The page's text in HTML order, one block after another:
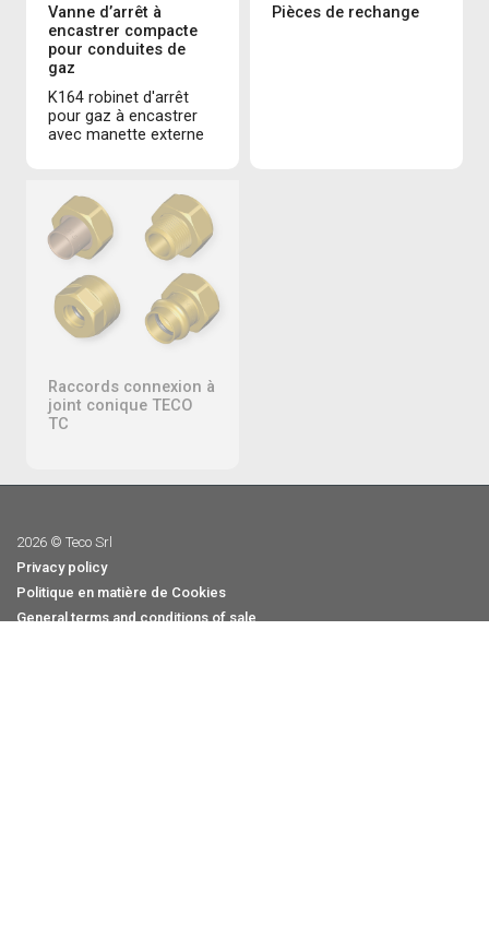
Vanne d’arrêt à
encastrer compacte
pour conduites de
gaz
K164 robinet d'arrêt
pour gaz à encastrer
avec manette externe
Pièces de rechange
Raccords connexion à
joint conique TECO
TC
2026 © Teco Srl
Privacy policy
Politique en matière de Cookies
General terms and conditions of sale